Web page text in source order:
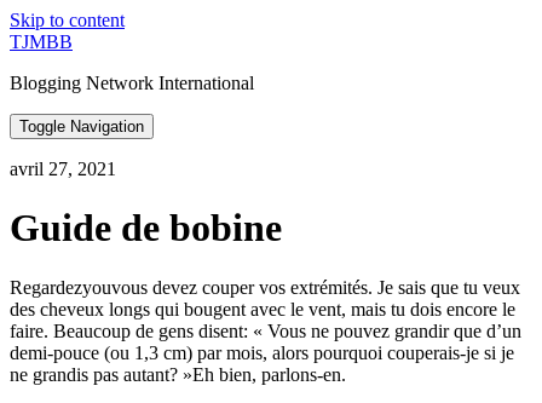
Skip to content
TJMBB
Blogging Network International
Toggle Navigation
avril 27, 2021
Guide de bobine
Regardezyouvous devez couper vos extrémités. Je sais que tu veux
des cheveux longs qui bougent avec le vent, mais tu dois encore le
faire. Beaucoup de gens disent: « Vous ne pouvez grandir que d’un
demi-pouce (ou 1,3 cm) par mois, alors pourquoi couperais-je si je
ne grandis pas autant? »Eh bien, parlons-en.